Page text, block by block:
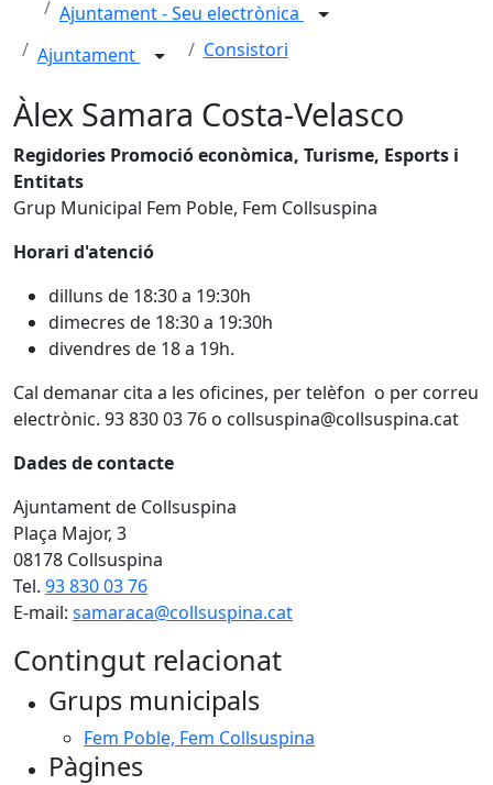
Ajuntament - Seu electrònica
Ajuntament
Consistori
Àlex Samara Costa-Velasco
Regidories Promoció econòmica, Turisme, Esports i
Entitats
Grup Municipal Fem Poble, Fem Collsuspina
Horari d'atenció
dilluns de 18:30 a 19:30h
dimecres de 18:30 a 19:30h
divendres de 18 a 19h.
Cal demanar cita a les oficines, per telèfon o per correu
electrònic. 93 830 03 76 o collsuspina@collsuspina.cat
Dades de contacte
Ajuntament de Collsuspina
Plaça Major, 3
08178 Collsuspina
Tel. 93 830 03 76
E-mail: samaraca@collsuspina.cat
Contingut relacionat
Grups municipals
Fem Poble, Fem Collsuspina
Pàgines